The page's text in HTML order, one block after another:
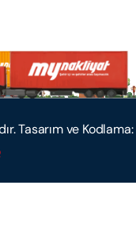
Tasarım ve Kodlama: